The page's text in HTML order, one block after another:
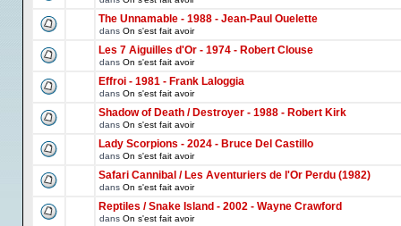
The Unnamable - 1988 - Jean-Paul Ouelette
dans On s'est fait avoir
Les 7 Aiguilles d'Or - 1974 - Robert Clouse
dans On s'est fait avoir
Effroi - 1981 - Frank Laloggia
dans On s'est fait avoir
Shadow of Death / Destroyer - 1988 - Robert Kirk
dans On s'est fait avoir
Lady Scorpions - 2024 - Bruce Del Castillo
dans On s'est fait avoir
Safari Cannibal / Les Aventuriers de l'Or Perdu (1982)
dans On s'est fait avoir
Reptiles / Snake Island - 2002 - Wayne Crawford
dans On s'est fait avoir